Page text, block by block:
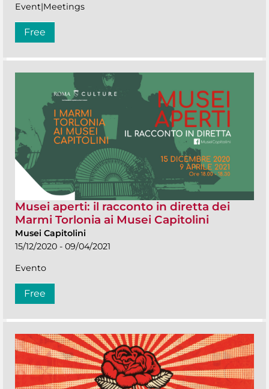
Event|Meetings
Free
Musei aperti: il racconto in diretta dei
Marmi Torlonia ai Musei Capitolini
Musei Capitolini
15/12/2020 - 09/04/2021
Evento
Free